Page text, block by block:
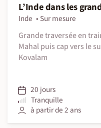
L’Inde dans les
Inde
Sur mesure
Grande traversée en
Mahal puis cap vers le
Kovalam
20 jours
Tranquille
à partir de 2 ans